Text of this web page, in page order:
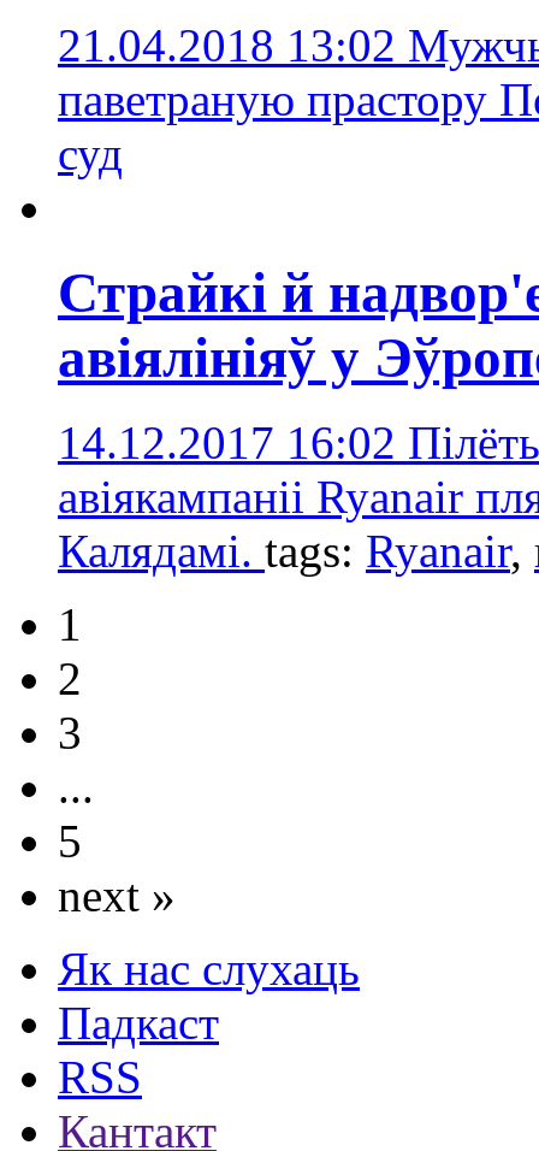
21.04.2018 13:02
паветраную прастору
суд
Страйкі й
авіялініяў у
14.12.2017 16:02
авіякампаніі Ryanair
Калядамі. tags: Ryanair,
1
2
3
...
5
next »
Як нас слухаць
Падкаст
RSS
Кантакт